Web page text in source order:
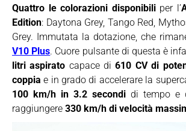
Quattro le colorazioni disponibiliper l’
Edition: Daytona Grey, Tango Red,
Grey. Immutata la dotazione, che
V10 Plus. Cuore pulsante di questa è
litri aspirato capace di610 CV di
coppia e in grado di accelerare la
100 km/h in 3.2 secondi di tempo e
raggiungere 330 km/h di velocità